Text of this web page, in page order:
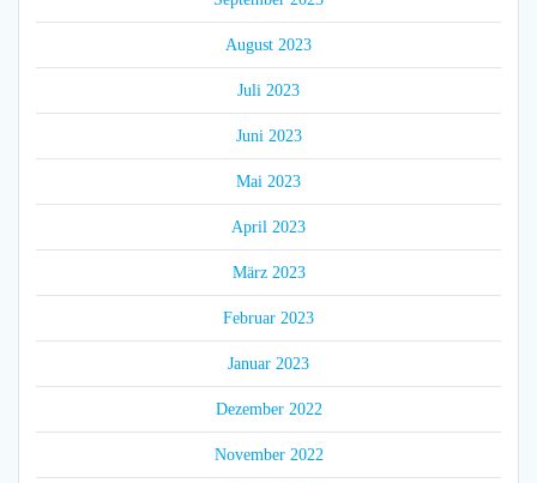
August 2023
Juli 2023
Juni 2023
Mai 2023
April 2023
März 2023
Februar 2023
Januar 2023
Dezember 2022
November 2022